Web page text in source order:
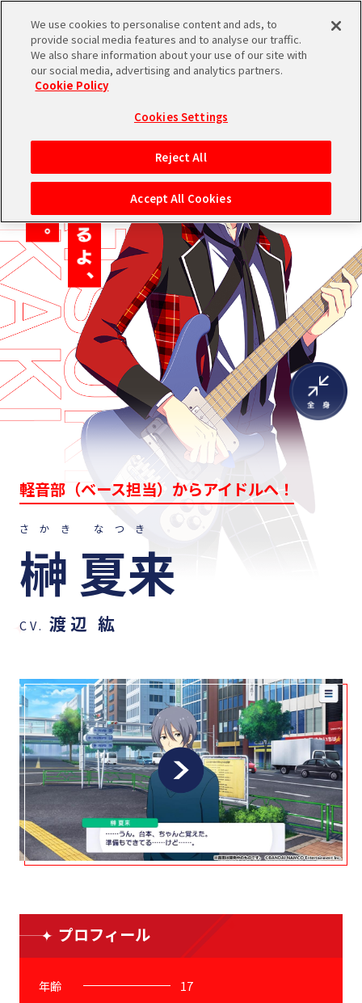
ブランドTOPへ
軽音部（ベース担当）からアイドルへ！
さかき なつき
榊 夏来
CV. 渡辺 紘
プロフィール
年齢
17
We use cookies to personalise content and ads, to
provide social media features and to analyse our traffic.
We also share information about your use of our site with
our social media, advertising and analytics partners.
Cookie Policy
Cookies Settings
Reject All
Accept All Cookies